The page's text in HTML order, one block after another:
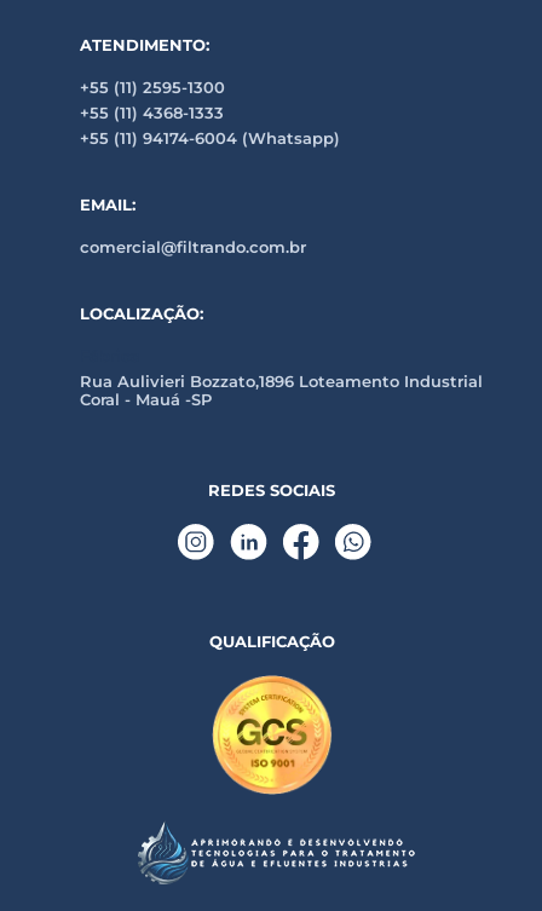
ATENDIMENTO:
+55 (11) 2595-1300
+55 (11) 4368-1333
+55 (11) 94174-6004 (Whatsapp)
EMAIL:
comercial@filtrando.com.br
LOCALIZAÇÃO:
Rua Aulivieri Bozzato,1896 Loteamento Industrial
Coral - Mauá -SP
REDES SOCIAIS
QUALIFICAÇÃO